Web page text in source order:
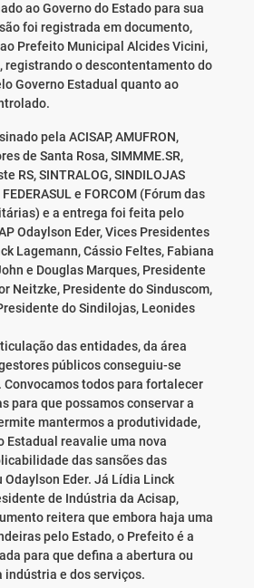
ao Governo do Estado para sua
foi registrada em documento,
Prefeito Municipal Alcides Vicini,
registrando o descontentamento do
Governo Estadual quanto ao
pela ACISAP, AMUFRON,
de Santa Rosa, SIMMME.SR,
RS, SINTRALOG, SINDILOJAS
e FORCOM (Fórum das
e a entrega foi feita pelo
Odaylson Eder, Vices Presidentes
Lagemann, Cássio Feltes, Fabiana
e Douglas Marques, Presidente
Neitzke, Presidente do Sinduscom,
do Sindilojas, Leonides
das entidades, da área
públicos conseguiu-se
todos para fortalecer
para que possamos conservar a
mantermos a produtividade,
Estadual reavalie uma nova
das sansões das
Odaylson Eder. Já Lídia Linck
de Indústria da Acisap,
reitera que embora haja uma
pelo Estado, o Prefeito é a
para que defina a abertura ou
indústria e dos serviços.